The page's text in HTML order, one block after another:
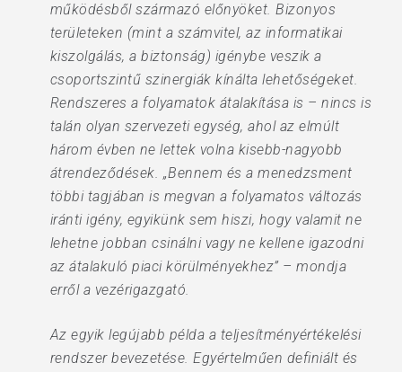
működésből származó előnyöket. Bizonyos
területeken (mint a számvitel, az informatikai
kiszolgálás, a biztonság) igénybe veszik a
csoportszintű szinergiák kínálta lehetőségeket.
Rendszeres a folyamatok átalakítása is – nincs is
talán olyan szervezeti egység, ahol az elmúlt
három évben ne lettek volna kisebb-nagyobb
átrendeződések. „Bennem és a menedzsment
többi tagjában is megvan a folyamatos változás
iránti igény, egyikünk sem hiszi, hogy valamit ne
lehetne jobban csinálni vagy ne kellene igazodni
az átalakuló piaci körülményekhez” – mondja
erről a vezérigazgató.
Az egyik legújabb példa a teljesítményértékelési
rendszer bevezetése. Egyértelműen definiált és